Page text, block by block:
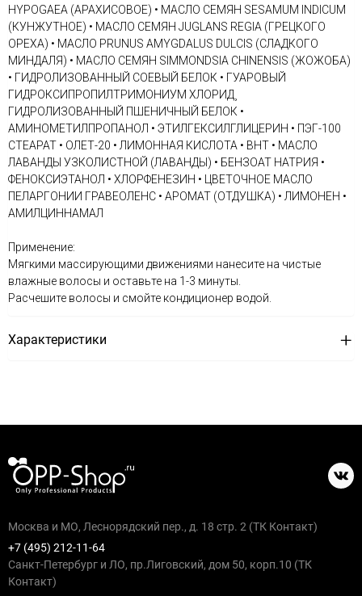
HYPOGAEA (АРАХИСОВОЕ) • МАСЛО СЕМЯН SESAMUM INDICUM
(КУНЖУТНОЕ) • МАСЛО СЕМЯН JUGLANS REGIA (ГРЕЦКОГО
ОРЕХА) • МАСЛО PRUNUS AMYGDALUS DULCIS (СЛАДКОГО
МИНДАЛЯ) • МАСЛО СЕМЯН SIMMONDSIA CHINENSIS (ЖОЖОБА)
• ГИДРОЛИЗОВАННЫЙ СОЕВЫЙ БЕЛОК • ГУАРОВЫЙ
ГИДРОКСИПРОПИЛТРИМОНИУМ ХЛОРИД¸
ГИДРОЛИЗОВАННЫЙ ПШЕНИЧНЫЙ БЕЛОК •
АМИНОМЕТИЛПРОПАНОЛ • ЭТИЛГЕКСИЛГЛИЦЕРИН • ПЭГ-100
СТЕАРАТ • ОЛЕТ-20 • ЛИМОННАЯ КИСЛОТА • BHT • МАСЛО
ЛАВАНДЫ УЗКОЛИСТНОЙ (ЛАВАНДЫ) • БЕНЗОАТ НАТРИЯ •
ФЕНОКСИЭТАНОЛ • ХЛОРФЕНЕЗИН • ЦВЕТОЧНОЕ МАСЛО
ПЕЛАРГОНИИ ГРАВЕОЛЕНС • АРОМАТ (ОТДУШКА) • ЛИМОНЕН •
АМИЛЦИННАМАЛ
Применение:
Мягкими массирующими движениями нанесите на чистые
влажные волосы и оставьте на 1-3 минуты.
Расчешите волосы и смойте кондиционер водой.
Характеристики
Москва и МО, Леснорядский пер., д. 18 стр. 2 (ТК Контакт)
+7 (495) 212-11-64
Санкт-Петербург и ЛО, пр.Лиговский, дом 50, корп.10 (ТК
Контакт)